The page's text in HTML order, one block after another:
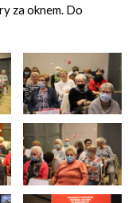
za oknem. Do